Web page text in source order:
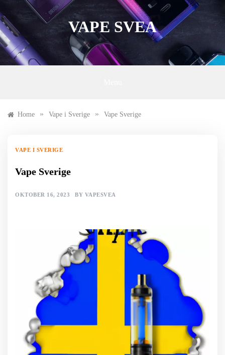
to
content
VAPE SVEA
Home » Vape i Sverige » Vape Sverige
VAPE I SVERIGE
Vape Sverige
OKTOBER 16, 2023 BY VAPESVEA